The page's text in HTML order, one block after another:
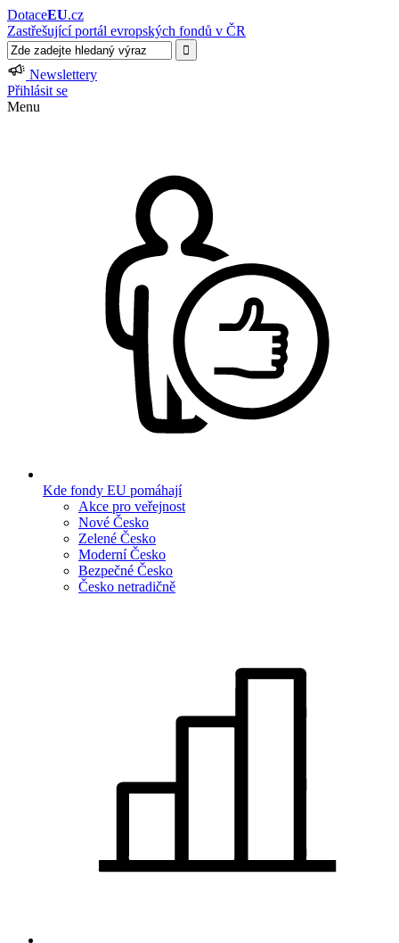
DotaceEU.cz
Zastřešující portál evropských fondů v ČR
Newslettery
Přihlásit se
Menu
Kde fondy EU pomáhají
Akce pro veřejnost
Nové Česko
Zelené Česko
Moderní Česko
Bezpečné Česko
Česko netradičně